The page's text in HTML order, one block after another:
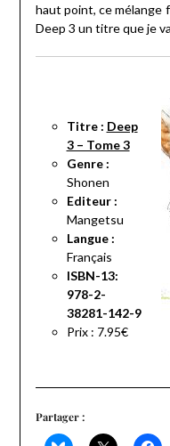
haut point, ce mélange
Deep 3 un titre que je
Titre : Deep
3 – Tome 3
Genre :
Shonen
Editeur :
Mangetsu
Langue :
Français
ISBN-13:
978-2-
38281-142-9
Prix : 7.95€
Partager :